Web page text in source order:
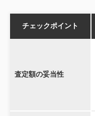
チェックポイント
査定額の妥当性